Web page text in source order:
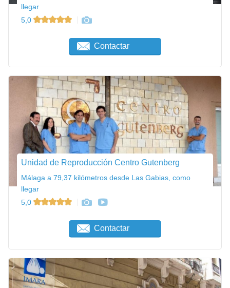
llegar
5,0
Contactar
Unidad de Reproducción Centro Gutenberg
Málaga a 79,37 kilómetros desde Las Gabias, como
llegar
5,0
Contactar